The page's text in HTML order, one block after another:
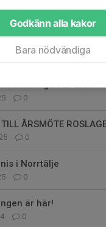
är ute!
0
0
i Norrtälje
0
är här!
0
Godkänn alla kakor
Bara nödvändiga